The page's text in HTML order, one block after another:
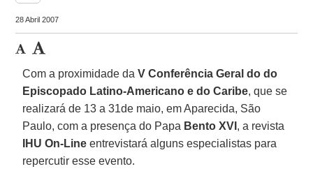
28 Abril 2007
Com a proximidade daV Conferência Geral do do
Episcopado Latino-Americano e do Caribe, que se
realizará de 13 a 31de maio, em Aparecida, São
Paulo, com a presença do Papa Bento XVI , a revista
IHU On-Line entrevistará alguns especialistas para
repercutir esse evento.